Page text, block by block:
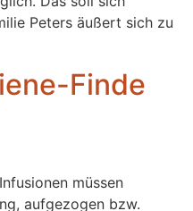
Peters äußert sich zu
Finde
müssen
aufgezogen bzw.